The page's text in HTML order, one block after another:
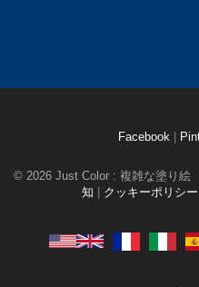
Facebook
© 2026 Just Color : 複雑な塗り絵
知
クッキーポリシー